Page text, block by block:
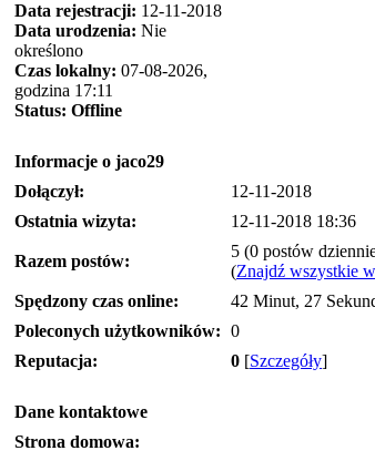
Data rejestracji: 12-11-2018
Data urodzenia: Nie
określono
Czas lokalny: 07-08-2026,
godzina 17:11
Status: Offline
Informacje o jaco29
Dołączył:
12-11-2018
Ostatnia wizyta:
12-11-2018 18:36
Razem postów:
5 (0 postów
(Znajdź wszystkie
Spędzony czas online:
42 Minut, 27
Poleconych użytkowników: 0
Reputacja:
0 [Szczegóły]
Dane kontaktowe
Strona domowa: